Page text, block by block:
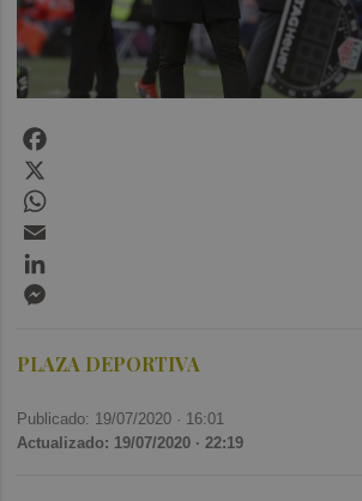
PLAZA DEPORTIVA
Publicado: 19/07/2020 · 16:01
Actualizado: 19/07/2020 · 22:19